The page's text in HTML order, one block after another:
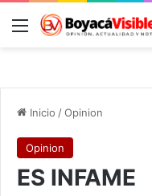
Menú
Inicio /Opinion
Opinion
ES INFAME